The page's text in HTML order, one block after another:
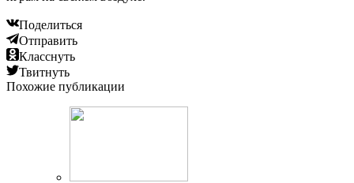
Поделиться
Отправить
Класснуть
Твитнуть
Похожие публикации